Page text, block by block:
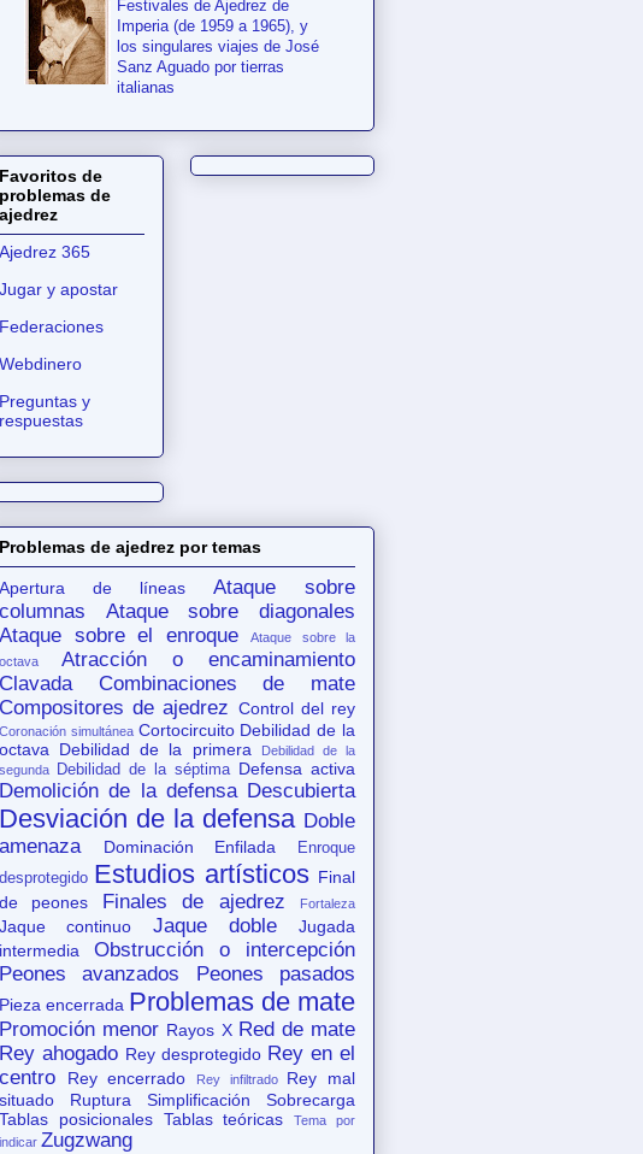
Festivales de Ajedrez de
Imperia (de 1959 a 1965), y
los singulares viajes de José
Sanz Aguado por tierras
italianas
Favoritos de
problemas de
ajedrez
Ajedrez 365
Jugar y apostar
Federaciones
Webdinero
Preguntas y
respuestas
Problemas de ajedrez por temas
Apertura de líneas
Ataque sobre
columnas
Ataque sobre diagonales
Ataque sobre el enroque
Ataque sobre la
octava
Atracción o encaminamiento
Clavada
Combinaciones de mate
Compositores de ajedrez Control del rey
Coronación simultánea Cortocircuito Debilidad de la
octava
Debilidad de la primera
Debilidad de la
segunda
Debilidad de la séptima Defensa activa
Demolición de la defensa Descubierta
Desviación de la defensa Doble
amenaza
Dominación Enfilada
Enroque
desprotegido Estudios artísticos Final
de peones
Finales de ajedrez Fortaleza
Jaque continuo Jaque doble
Jugada
intermedia
Obstrucción o intercepción
Peones avanzados
Peones pasados
Pieza encerrada Problemas de mate
Promoción menor Rayos X Red de mate
Rey ahogado Rey desprotegido Rey en el
centro
Rey encerrado Rey infiltrado
Rey mal
situado
Ruptura Simplificación
Sobrecarga
Tablas posicionales Tablas teóricas
Tema por
indicar Zugzwang